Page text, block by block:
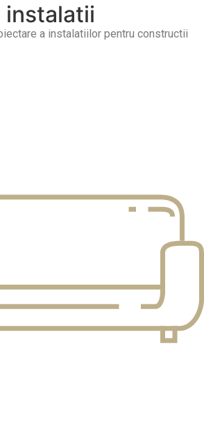
instalatii
a instalatiilor pentru constructii